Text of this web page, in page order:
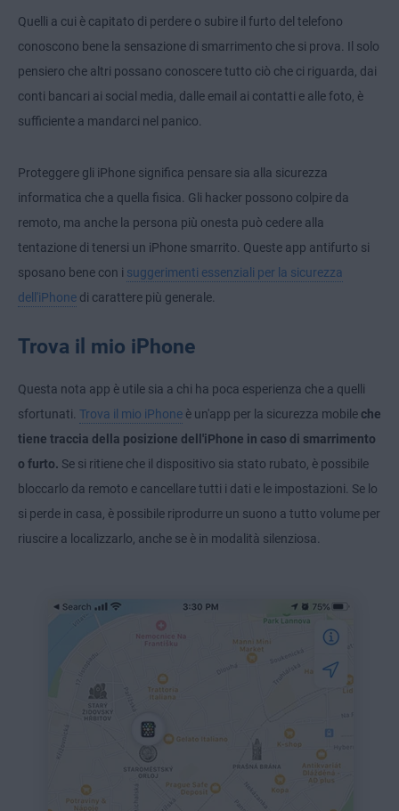
Quelli a cui è capitato di perdere o subire il furto del telefono
conoscono bene la sensazione di smarrimento che si prova. Il solo
pensiero che altri possano conoscere tutto ciò che ci riguarda, dai
conti bancari ai social media, dalle email ai contatti e alle foto, è
sufficiente a mandarci nel panico.
Proteggere gli iPhone significa pensare sia alla sicurezza
informatica che a quella fisica. Gli hacker possono colpire da
remoto, ma anche la persona più onesta può cedere alla
tentazione di tenersi un iPhone smarrito. Queste app antifurto si
sposano bene con i suggerimenti essenziali per la sicurezza
dell'iPhone di carattere più generale.
Trova il mio iPhone
Questa nota app è utile sia a chi ha poca esperienza che a quelli
sfortunati. Trova il mio iPhone è un'app per la sicurezza mobile che
tiene traccia della posizione dell'iPhone in caso di smarrimento
o furto. Se si ritiene che il dispositivo sia stato rubato, è possibile
bloccarlo da remoto e cancellare tutti i dati e le impostazioni. Se lo
si perde in casa, è possibile riprodurre un suono a tutto volume per
riuscire a localizzarlo, anche se è in modalità silenziosa.